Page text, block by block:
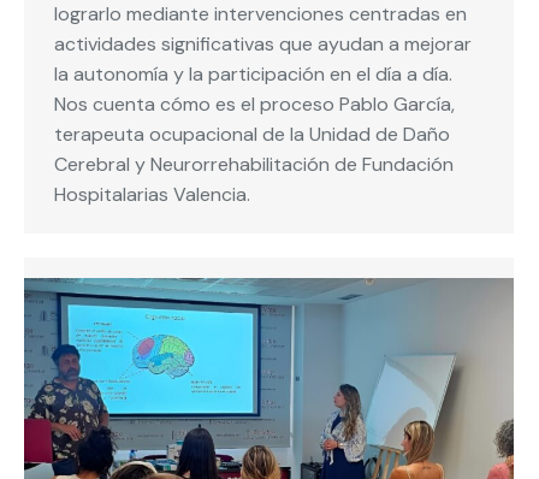
lograrlo mediante intervenciones centradas en
actividades significativas que ayudan a mejorar
la autonomía y la participación en el día a día.
Nos cuenta cómo es el proceso Pablo García,
terapeuta ocupacional de la Unidad de Daño
Cerebral y Neurorrehabilitación de Fundación
Hospitalarias Valencia.